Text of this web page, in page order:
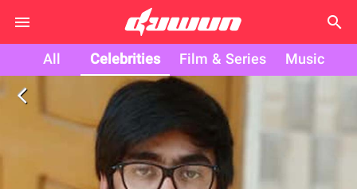
search
All Celebrities Film & Series Music
arrow_back_ios